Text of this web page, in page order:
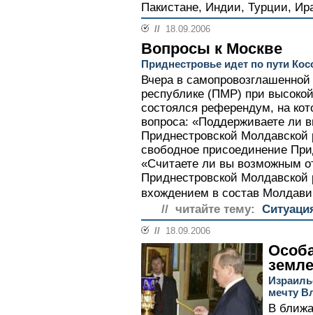
Пакистане, Индии, Турции,
// 18.09.2006
Вопросы к Москве
Приднестровье идет по пути
Вчера в
республике (ПМР) при
состоялся референдум, на
вопроса: «Поддерживаете ли
Приднестровской
свободное присоединение
«Считаете ли вы возможным
Приднестровской
вхождением в состав
// читайте тему:
// 18.09.2006
земле
мечту
В